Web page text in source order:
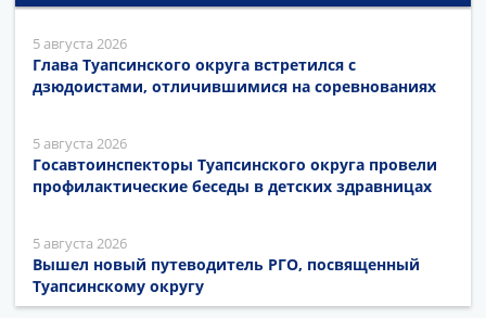
5 августа 2026
Глава Туапсинского округа встретился с
дзюдоистами, отличившимися на соревнованиях
5 августа 2026
Госавтоинспекторы Туапсинского округа провели
профилактические беседы в детских здравницах
5 августа 2026
Вышел новый путеводитель РГО, посвященный
Туапсинскому округу